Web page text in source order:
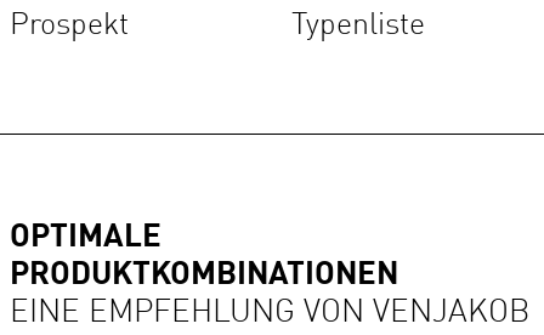
Prospekt Typenliste
OPTIMALE
PRODUKTKOMBINATIONEN
EINE EMPFEHLUNG VON VENJAKOB